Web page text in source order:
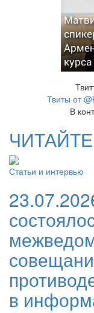
Твиты от
В
Статьи и интервью
в